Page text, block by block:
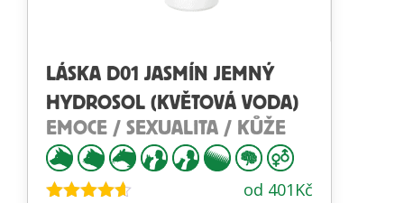
LÁSKA D01 JASMÍN JEMNÝ
HYDROSOL (KVĚTOVÁ VODA)
EMOCE / SEXUALITA / KŮŽE
od 401 Kč